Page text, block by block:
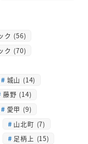
ク (56)
ク (70)
城山 (14)
藤野 (14)
愛甲 (9)
山北町 (7)
足柄上 (15)